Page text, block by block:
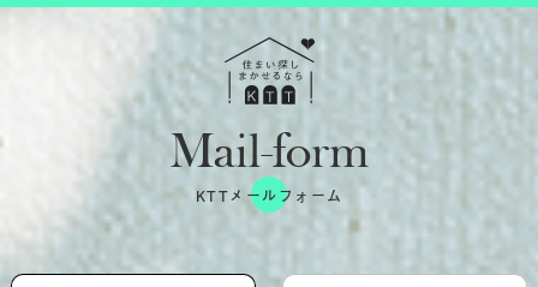
Mail-form
KTTメールフォーム